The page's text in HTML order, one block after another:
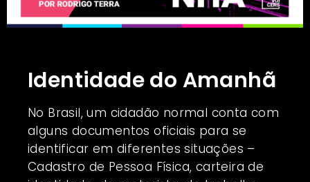
Identidade do Amanhã
No Brasil, um cidadão normal conta com
alguns documentos oficiais para se
identificar em diferentes situações –
Cadastro de Pessoa Física, carteira de